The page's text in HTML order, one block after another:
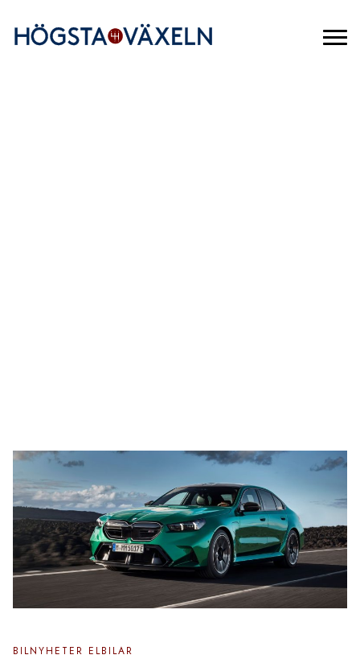
BILNYHETER ELBILAR